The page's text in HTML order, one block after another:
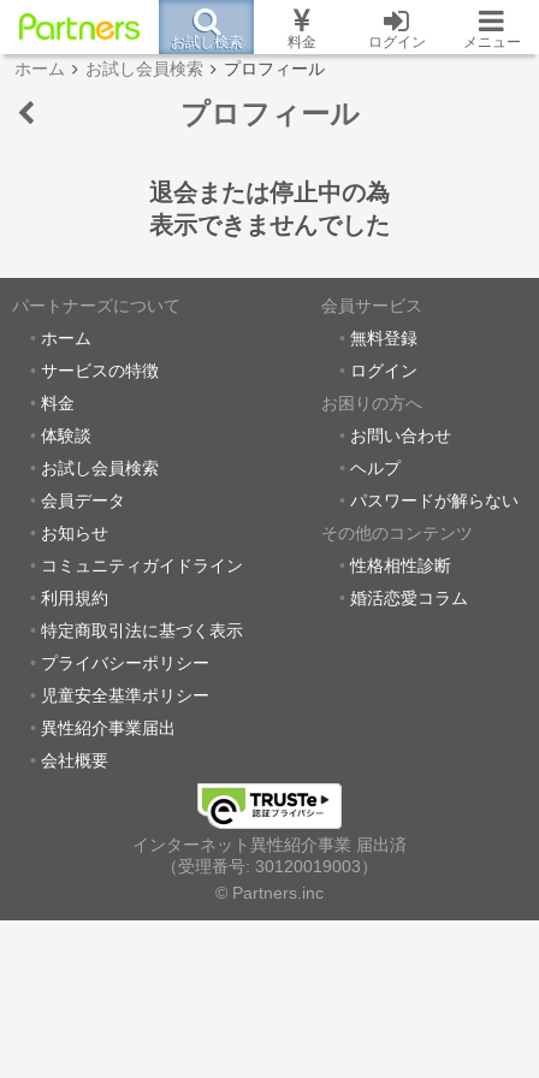
お試し検索 料金 ログイン メニュー
ホーム お試し会員検索 プロフィール
プロフィール
退会または停止中の為
表示できませんでした
パートナーズについて
ホーム
サービスの特徴
料金
体験談
お試し会員検索
会員データ
お知らせ
コミュニティガイドライン
利用規約
特定商取引法に基づく表示
プライバシーポリシー
児童安全基準ポリシー
異性紹介事業届出
会社概要
会員サービス
無料登録
ログイン
お困りの方へ
お問い合わせ
ヘルプ
パスワードが解らない
その他のコンテンツ
性格相性診断
婚活恋愛コラム
インターネット異性紹介事業 届出済
（受理番号: 30120019003）
© Partners.inc